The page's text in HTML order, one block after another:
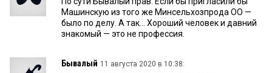
Машинскую из того же Минсельхозпрода ОО —
было по делу. А так... Хороший человек и давний
знакомый — это не профессия.
Бывалый 11 августа 2020 в 10:38: